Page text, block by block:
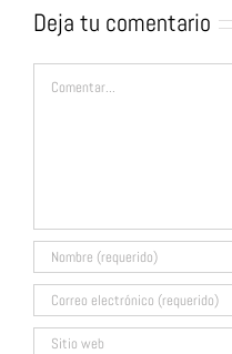
Deja tu comentario
Comentar